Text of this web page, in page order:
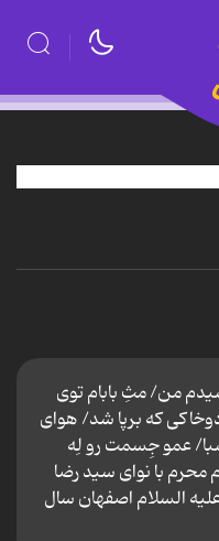
من/ مثِ بابام توی
که برپا شد/ هوای
عمو جِسمت رو لِه
با نوای سید رضا
السلام اصفهان سال